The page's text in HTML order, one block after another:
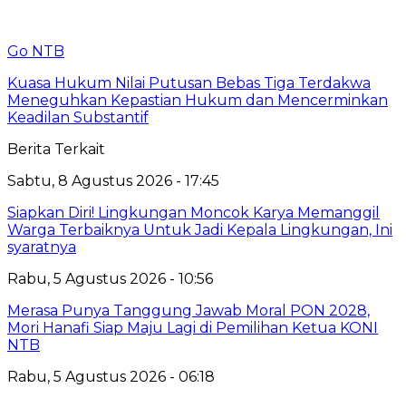
Go NTB
Kuasa Hukum Nilai Putusan Bebas Tiga Terdakwa
Meneguhkan Kepastian Hukum dan Mencerminkan
Keadilan Substantif
Berita Terkait
Sabtu, 8 Agustus 2026 - 17:45
Siapkan Diri! Lingkungan Moncok Karya Memanggil
Warga Terbaiknya Untuk Jadi Kepala Lingkungan, Ini
syaratnya
Rabu, 5 Agustus 2026 - 10:56
Merasa Punya Tanggung Jawab Moral PON 2028,
Mori Hanafi Siap Maju Lagi di Pemilihan Ketua KONI
NTB
Rabu, 5 Agustus 2026 - 06:18